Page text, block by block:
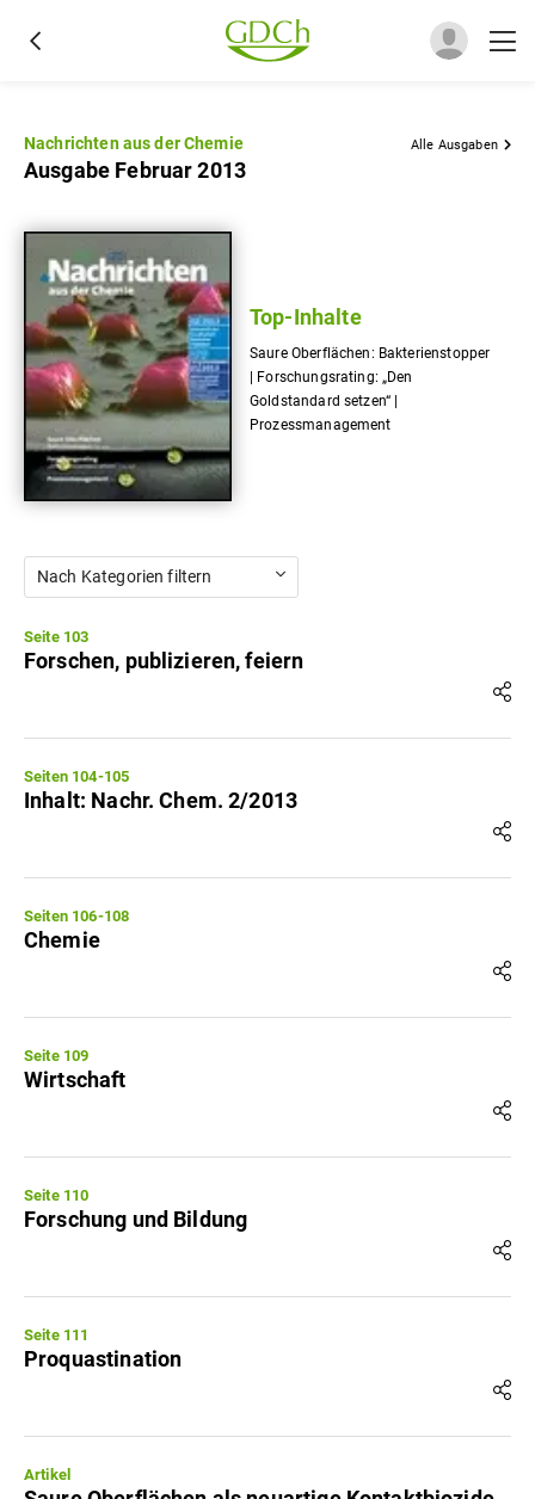
Nachrichten aus der Chemie Alle Ausgaben
Ausgabe Februar 2013
Top-Inhalte
Saure Oberflächen: Bakterienstopper
| Forschungsrating: „Den
Goldstandard setzen“ |
Prozessmanagement
Nach Kategorien filtern
Seite 103
Forschen, publizieren, feiern
Seiten 104-105
Inhalt: Nachr. Chem. 2/2013
Seiten 106-108
Chemie
Seite 109
Wirtschaft
Seite 110
Forschung und Bildung
Seite 111
Proquastination
Artikel